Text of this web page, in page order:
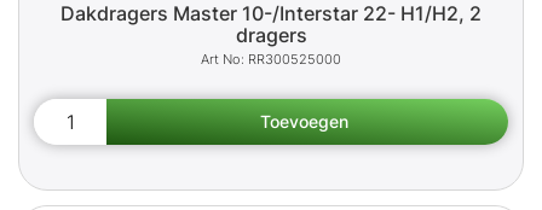
Dakdragers Master 10-/Interstar 22- H1/H2, 2
dragers
RR300525000